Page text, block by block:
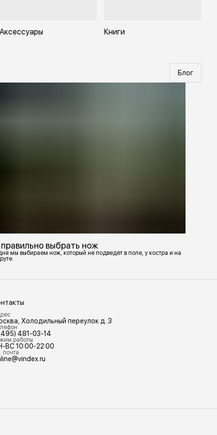
Аксессуары Книги
Блог
выбрать нож
мы выбираем нож, который не подведёт в поле, у костра и на
Холодильный переулок д. 3
481-03-14
работы
ВС 10:00-22:00
почта